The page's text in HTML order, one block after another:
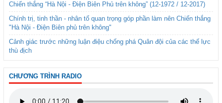
Chiến thắng “Hà Nội - Điện Biên Phủ trên không” (12-1972 / 12-2017)
Chính trị, tinh thần - nhân tố quan trọng góp phần làm nên Chiến thắng
"Hà Nội - Điện Biên phủ trên không"
Cảnh giác trước những luận điệu chống phá Quân đội của các thế lực
thù địch
CHƯƠNG TRÌNH RADIO